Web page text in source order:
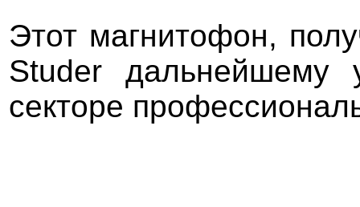
Этот магнитофон,
Studer дальнейшему
секторе